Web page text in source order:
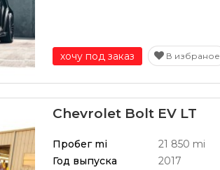
хочу под заказ В избраное
Chevrolet Bolt EV LT
Пробег mi
21 850 mi
Год выпуска
2017